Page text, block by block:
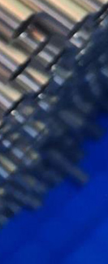
de revestimento
epóxi
e conexão
de PTFE